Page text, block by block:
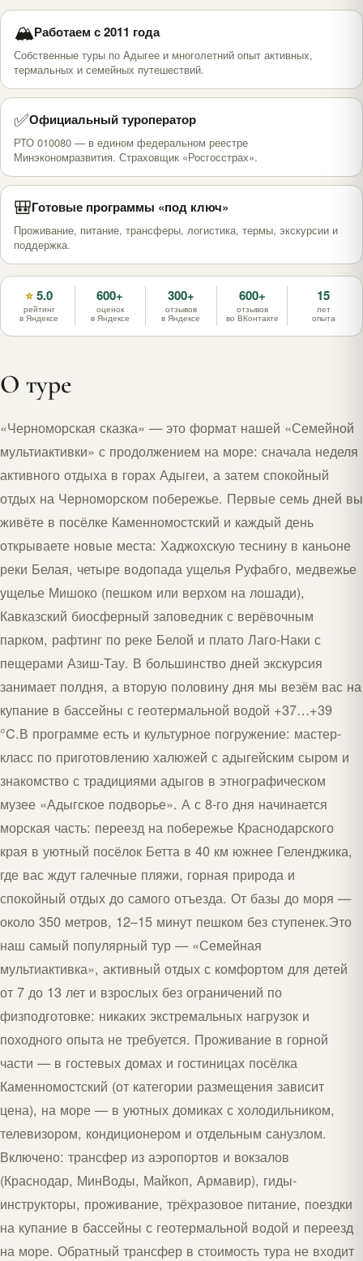
🏔Работаем с 2011 года
Собственные туры по Адыгее и многолетний опыт активных,
термальных и семейных путешествий.
✅Официальный туроператор
РТО 010080 — в едином федеральном реестре
Минэкономразвития. Страховщик «Росгосстрах».
🎒Готовые программы «под ключ»
Проживание, питание, трансферы, логистика, термы, экскурсии и
поддержка.
⭐ 5.0
рейтинг
в Яндексе
600+
оценок
в Яндексе
300+
отзывов
в Яндексе
600+
отзывов
во ВКонтакте
15
лет
опыта
О туре
«Черноморская сказка» — это формат нашей «Семейной
мультиактивки» с продолжением на море: сначала неделя
активного отдыха в горах Адыгеи, а затем спокойный
отдых на Черноморском побережье. Первые семь дней вы
живёте в посёлке Каменномостский и каждый день
открываете новые места: Хаджохскую теснину в каньоне
реки Белая, четыре водопада ущелья Руфабго, медвежье
ущелье Мишоко (пешком или верхом на лошади),
Кавказский биосферный заповедник с верёвочным
парком, рафтинг по реке Белой и плато Лаго-Наки с
пещерами Азиш-Тау. В большинство дней экскурсия
занимает полдня, а вторую половину дня мы везём вас на
купание в бассейны с геотермальной водой +37…+39
°C.В программе есть и культурное погружение: мастер-
класс по приготовлению халюжей с адыгейским сыром и
знакомство с традициями адыгов в этнографическом
музее «Адыгское подворье». А с 8-го дня начинается
морская часть: переезд на побережье Краснодарского
края в уютный посёлок Бетта в 40 км южнее Геленджика,
где вас ждут галечные пляжи, горная природа и
спокойный отдых до самого отъезда. От базы до моря —
около 350 метров, 12–15 минут пешком без ступенек.Это
наш самый популярный тур — «Семейная
мультиактивка», активный отдых с комфортом для детей
от 7 до 13 лет и взрослых без ограничений по
физподготовке: никаких экстремальных нагрузок и
походного опыта не требуется. Проживание в горной
части — в гостевых домах и гостиницах посёлка
Каменномостский (от категории размещения зависит
цена), на море — в уютных домиках с холодильником,
телевизором, кондиционером и отдельным санузлом.
Включено: трансфер из аэропортов и вокзалов
(Краснодар, МинВоды, Майкоп, Армавир), гиды-
инструкторы, проживание, трёхразовое питание, поездки
на купание в бассейны с геотермальной водой и переезд
на море. Обратный трансфер в стоимость тура не входит